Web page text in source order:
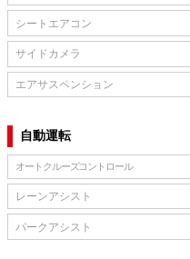
シートエアコン
サイドカメラ
エアサスペンション
自動運転
オートクルーズコントロール
レーンアシスト
パークアシスト